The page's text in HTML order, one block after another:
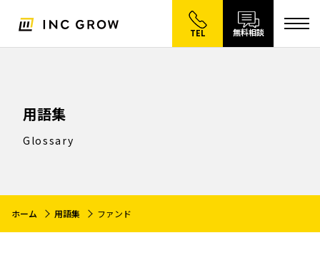
TEL 無料相談
用語集
Glossary
ホーム 用語集 ファンド